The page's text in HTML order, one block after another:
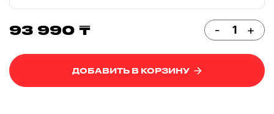
93 990 ₸ - +
ДОБАВИТЬ В КОРЗИНУ